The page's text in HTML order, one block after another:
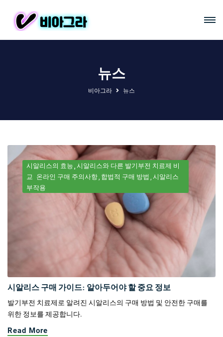
뉴스
비아그라 뉴스
시알리스의 효능 시알리스와 다른 발기부전 치료제 비
교 온라인 구매 주의사항 합법적 구매 방법 시알리스
부작용
시알리스 구매 가이드: 알아두어야 할 중요 정보
발기부전 치료제로 알려진 시알리스의 구매 방법 및 안전한 구매를
위한 정보를 제공합니다.
Read More